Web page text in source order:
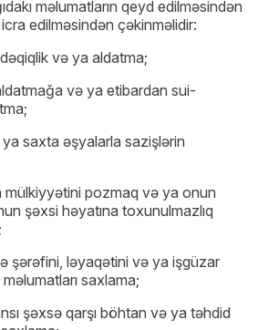
məlumatların qeyd edilməsindən
edilməsindən çəkinməlidir:
dəqiqlik və ya aldatma;
və ya etibardan sui-
ya saxta əşyalarla sazişlərin
mülkiyyətini pozmaq və ya onun
şəxsi həyatına toxunulmazlıq
şərəfini, ləyaqətini və ya işgüzar
saxlama;
şəxsə qarşı böhtan və ya təhdid